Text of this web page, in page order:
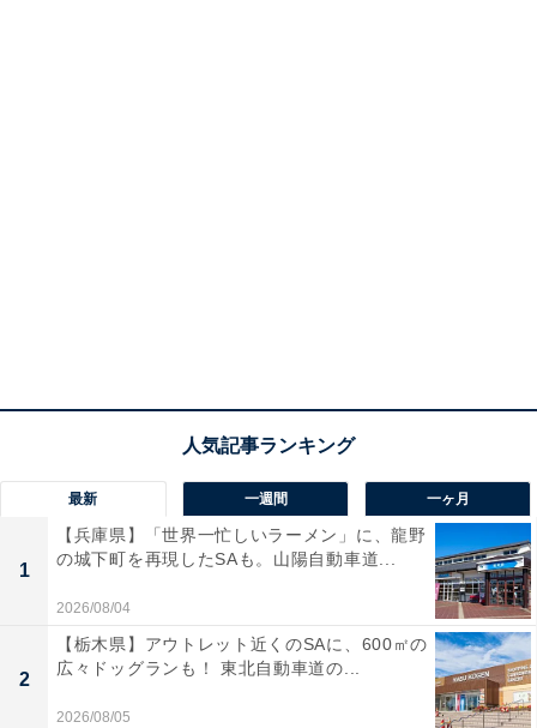
最新 一週間 一ヶ月
1
【兵庫県】「世界一忙しいラーメン」に、龍野
の城下町を再現したSAも。山陽自動車道...
2026/08/04
2
【栃木県】アウトレット近くのSAに、600㎡の
広々ドッグランも！ 東北自動車道の...
2026/08/05